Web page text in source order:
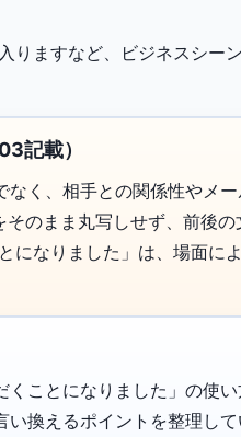
ますなど、ビジネスシー
記載）
く、相手との関係性やメ
のまま丸写しせず、前後
になりました」は、場面に
くことになりました」の使
換えるポイントを整理して